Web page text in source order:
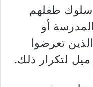
سلوك طفلهم
أو
تعرضوا
ميل لتكرار ذلك.